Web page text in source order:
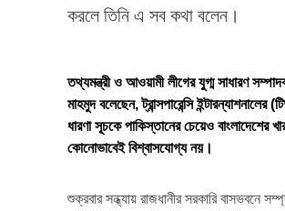
করলে তিনি এ সব কথা বলেন।
তথ্যমন্ত্রী ও আওয়ামী লীগের যুগ্ম সাধারণ
মাহমুদ বলেছেন, ট্রান্সপারেন্সি ইন্টারন্যাশনালের
ধারণা সূচকে পাকিস্তানের চেয়েও বাংলাদেশের
কোনোভাবেই বিশ্বাসযোগ্য নয়।
শুক্রবার সন্ধ্যায় রাজধানীর সরকারি বাসভবনে